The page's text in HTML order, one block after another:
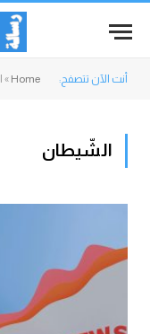
أنت الآن تتصفح: Home
»
الشّيطان